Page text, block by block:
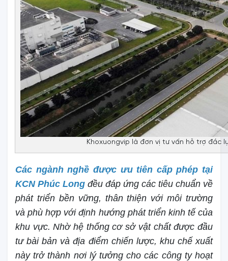
Khoxuongvip là đơn vị tư vấn hỗ trợ đắc
Các ngành nghề được ưu tiên cấp phép tại
KCN Phúc Long đều đáp ứng các tiêu chuẩn về
phát triển bền vững, thân thiện với môi trường
và phù hợp với định hướng phát triển kinh tế của
khu vực. Nhờ hệ thống cơ sở vật chất được đầu
tư bài bản và địa điểm chiến lược, khu chế xuất
này trở thành nơi lý tưởng cho các công ty hoạt